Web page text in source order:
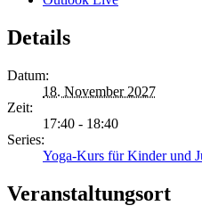
Details
Datum:
18. November 2027
Zeit:
17:40 - 18:40
Series:
Yoga-Kurs für Kinder und
Veranstaltungsort